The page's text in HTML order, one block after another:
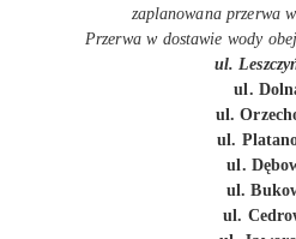
zaplanowana przerwa
Przerwa w dostawie wody
ul.
ul.
ul.
ul.
ul.
ul.
ul.